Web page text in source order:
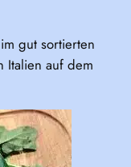
gut sortierten
Italien auf dem